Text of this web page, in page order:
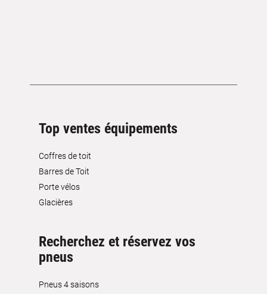
Top ventes équipements
Coffres de toit
Barres de Toit
Porte vélos
Glacières
Recherchez et réservez vos
pneus
Pneus 4 saisons